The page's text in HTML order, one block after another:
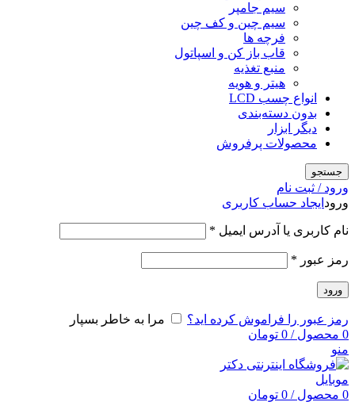
سیم جامپر
سیم چین و کف چین
فرچه ها
قاب باز کن و اسپاتول
منبع تغذیه
هیتر و هویه
انواع چسب LCD
بدون دسته‌بندی
دیگر ابزار
محصولات پرفروش
جستجو
ورود / ثبت نام
ورود ایجاد حساب کاربری
نام کاربری یا آدرس ایمیل *
رمز عبور *
ورود
رمز عبور را فراموش کرده اید؟
مرا به خاطر بسپار
0 محصول /
0 تومان
منو
0 محصول /
0 تومان